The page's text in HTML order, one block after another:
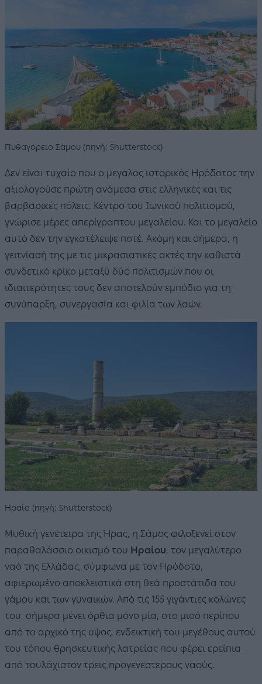
Πυθαγόρειο Σάμου (πηγή: Shutterstock)
Δεν είναι τυχαίο που ο μεγάλος ιστορικός Ηρόδοτος την
αξιολογούσε πρώτη ανάμεσα στις ελληνικές και τις
βαρβαρικές πόλεις. Κέντρο του Ιωνικού πολιτισμού,
γνώρισε μέρες απερίγραπτου μεγαλείου. Και το μεγαλείο
αυτό δεν την εγκατέλειψε ποτέ. Ακόμη και σήμερα, η
γειτνίασή της με τις μικρασιατικές ακτές την καθιστά
συνδετικό κρίκο μεταξύ δύο πολιτισμών που οι
ιδιαιτερότητές τους δεν αποτελούν εμπόδιο για τη
συνύπαρξη, συνεργασία και φιλία των λαών.
Ηραίο (πηγή: Shutterstock)
Μυθική γενέτειρα της Ήρας, η Σάμος φιλοξενεί στον
παραθαλάσσιο οικισμό του Ηραίου, τον μεγαλύτερο
ναό της Ελλάδας, σύμφωνα με τον Ηρόδοτο,
αφιερωμένο αποκλειστικά στη θεά προστάτιδα του
γάμου και των γυναικών. Από τις 155 γιγάντιες κολώνες
του, σήμερα μένει όρθια μόνο μία, στο μισό περίπου
από το αρχικό της ύψος, ενδεικτική του μεγέθους αυτού
του τόπου θρησκευτικής λατρείας που φέρει ερείπια
από τουλάχιστον τρεις προγενέστερους ναούς.